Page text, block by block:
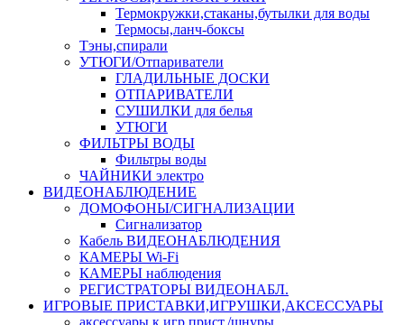
Термокружки,стаканы,бутылки для воды
Термосы,ланч-боксы
Тэны,спирали
УТЮГИ/Отпариватели
ГЛАДИЛЬНЫЕ ДОСКИ
ОТПАРИВАТЕЛИ
СУШИЛКИ для белья
УТЮГИ
ФИЛЬТРЫ ВОДЫ
Фильтры воды
ЧАЙНИКИ электро
ВИДЕОНАБЛЮДЕНИЕ
ДОМОФОНЫ/СИГНАЛИЗАЦИИ
Сигнализатор
Кабель ВИДЕОНАБЛЮДЕНИЯ
КАМЕРЫ Wi-Fi
КАМЕРЫ наблюдения
РЕГИСТРАТОРЫ ВИДЕОНАБЛ.
ИГРОВЫЕ ПРИСТАВКИ,ИГРУШКИ,АКСЕССУАРЫ
аксесcуары к игр.прист./шнуры